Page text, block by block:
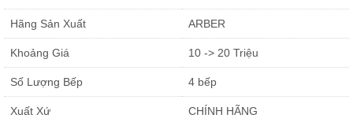
Hãng Sản Xuất ARBER
Khoảng Giá 10 -> 20 Triệu
Số Lượng Bếp 4 bếp
Xuất Xứ CHÍNH HÃNG